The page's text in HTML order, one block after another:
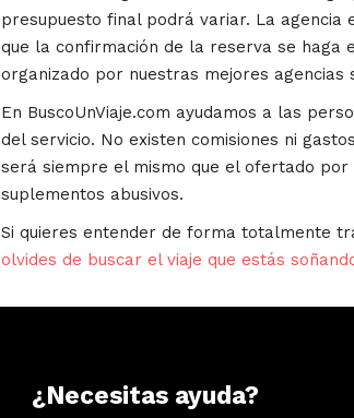
presupuesto final podrá variar. La
que la confirmación de la reserva se haga
organizado por nuestras mejores agencias
En BuscoUnViaje.com ayudamos a las
del servicio. No existen comisiones ni
será siempre el mismo que el ofertado
suplementos abusivos.
Si quieres entender de forma totalmente
olvides de buscar el viaje que estás
¿Necesitas ayuda?